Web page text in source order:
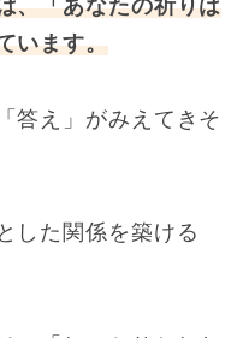
、「あなたの祈りは
います。
答え」がみえてきそ
した関係を築ける